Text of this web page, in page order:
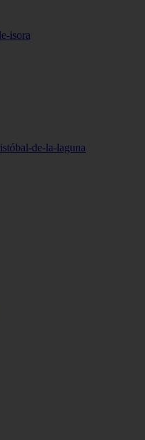
isora
de-la-laguna